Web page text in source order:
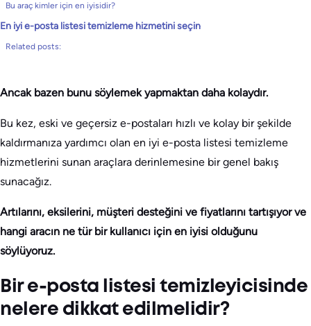
Bu araç kimler için en iyisidir?
En iyi e-posta listesi temizleme hizmetini seçin
Related posts:
Ancak bazen bunu söylemek yapmaktan daha kolaydır.
Bu kez, eski ve geçersiz e-postaları hızlı ve kolay bir şekilde
kaldırmanıza yardımcı olan en iyi e-posta listesi temizleme
hizmetlerini sunan araçlara derinlemesine bir genel bakış
sunacağız.
Artılarını, eksilerini, müşteri desteğini ve fiyatlarını tartışıyor ve
hangi aracın ne tür bir kullanıcı için en iyisi olduğunu
söylüyoruz.
Bir e-posta listesi temizleyicisinde
nelere dikkat edilmelidir?